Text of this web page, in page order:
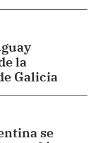
la
Galicia
se